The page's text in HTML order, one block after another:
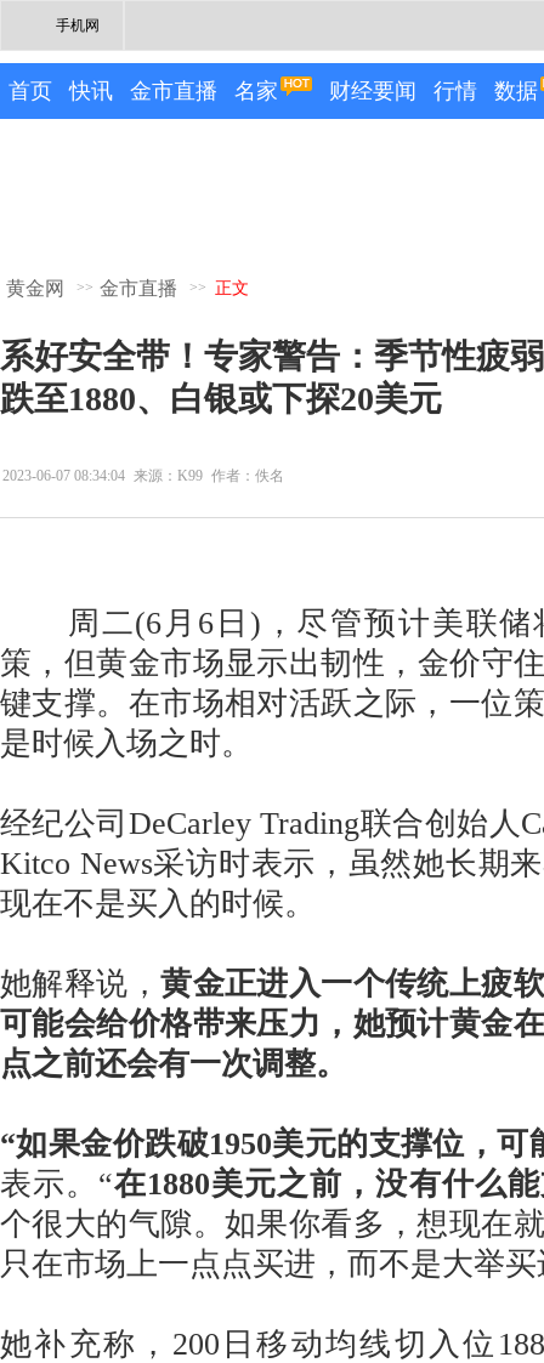
手机网
首页 快讯 金市直播 名家 财经要闻 行情 数据
黄金网 >> 金市直播 >> 正文
系好安全带！专家警告：季节性疲
跌至1880、白银或下探20美元
2023-06-07 08:34:04 来源：K99 作者：佚名
周二(6月6日)，尽管预计美联储
策，但黄金市场显示出韧性，金价守
键支撑。在市场相对活跃之际，一位
是时候入场之时。
经纪公司DeCarley Trading联合创始人
Kitco News采访时表示，虽然她长期
现在不是买入的时候。
她解释说，黄金正进入一个传统上疲
可能会给价格带来压力，她预计黄金
点之前还会有一次调整。
“如果金价跌破1950美元的支撑位，可
表示。“在1880美元之前，没有什么
个很大的气隙。如果你看多，想现在
只在市场上一点点买进，而不是大举买
她补充称，200日移动均线切入位